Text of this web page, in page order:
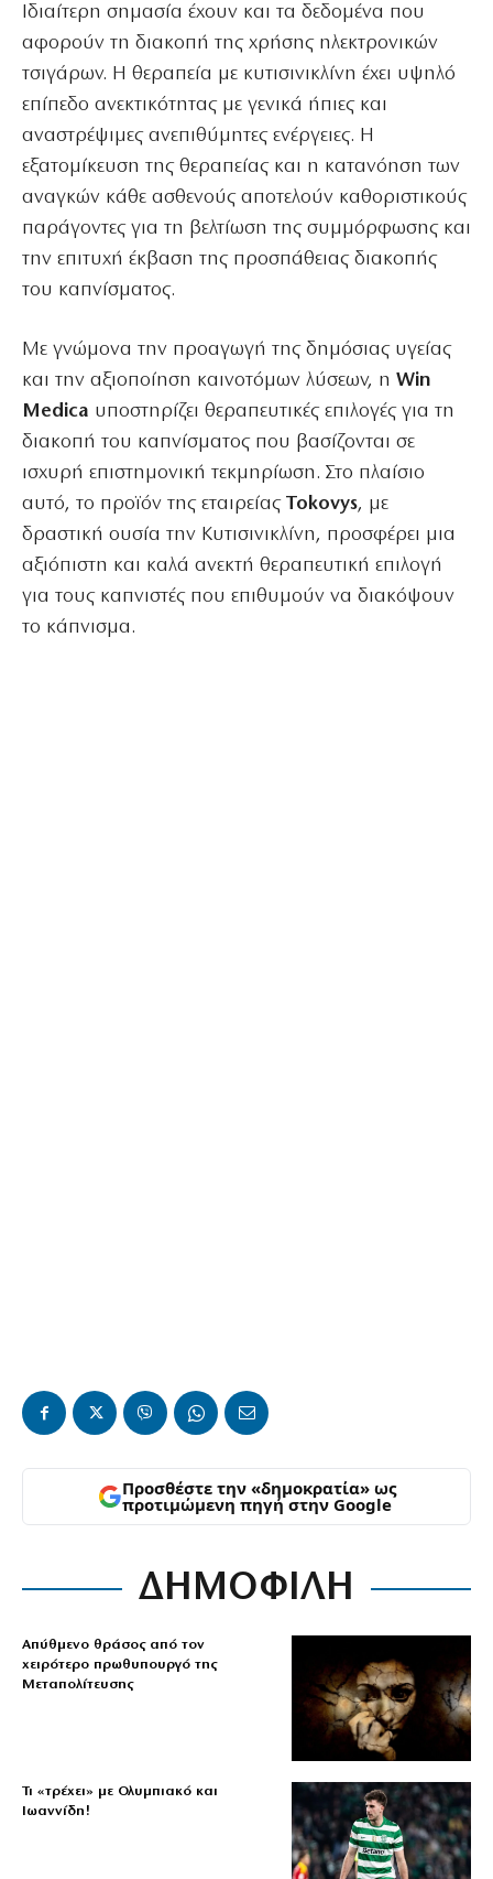
Ιδιαίτερη σημασία έχουν και τα δεδομένα που
αφορούν τη διακοπή της χρήσης ηλεκτρονικών
τσιγάρων. Η θεραπεία με κυτισινικλίνη έχει υψηλό
επίπεδο ανεκτικότητας με γενικά ήπιες και
αναστρέψιμες ανεπιθύμητες ενέργειες. Η
εξατομίκευση της θεραπείας και η κατανόηση των
αναγκών κάθε ασθενούς αποτελούν καθοριστικούς
παράγοντες για τη βελτίωση της συμμόρφωσης και
την επιτυχή έκβαση της προσπάθειας διακοπής
του καπνίσματος.
Με γνώμονα την προαγωγή της δημόσιας υγείας
και την αξιοποίηση καινοτόμων λύσεων, η Win
Medica υποστηρίζει θεραπευτικές επιλογές για τη
διακοπή του καπνίσματος που βασίζονται σε
ισχυρή επιστημονική τεκμηρίωση. Στο πλαίσιο
αυτό, το προϊόν της εταιρείας Tokovys, με
δραστική ουσία την Κυτισινικλίνη, προσφέρει μια
αξιόπιστη και καλά ανεκτή θεραπευτική επιλογή
για τους καπνιστές που επιθυμούν να διακόψουν
το κάπνισμα.
Προσθέστε την «δημοκρατία» ως
προτιμώμενη πηγή στην Google
ΔΗΜΟΦΙΛΗ
Απύθμενο θράσος από τον
χειρότερο πρωθυπουργό της
Μεταπολίτευσης
Τι «τρέχει» με Ολυμπιακό και
Ιωαννίδη!